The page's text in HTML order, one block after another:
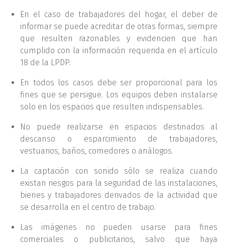
En el caso de trabajadores del hogar, el deber de
informar se puede acreditar de otras formas, siempre
que resulten razonables y evidencien que han
cumplido con la información requerida en el artículo
18 de la LPDP.
En todos los casos debe ser proporcional para los
fines que se persigue. Los equipos deben instalarse
solo en los espacios que resulten indispensables.
No puede realizarse en espacios destinados al
descanso o esparcimiento de trabajadores,
vestuarios, baños, comedores o análogos.
La captación con sonido sólo se realiza cuando
existan riesgos para la seguridad de las instalaciones,
bienes y trabajadores derivados de la actividad que
se desarrolla en el centro de trabajo.
Las imágenes no pueden usarse para fines
comerciales o publicitarios, salvo que haya